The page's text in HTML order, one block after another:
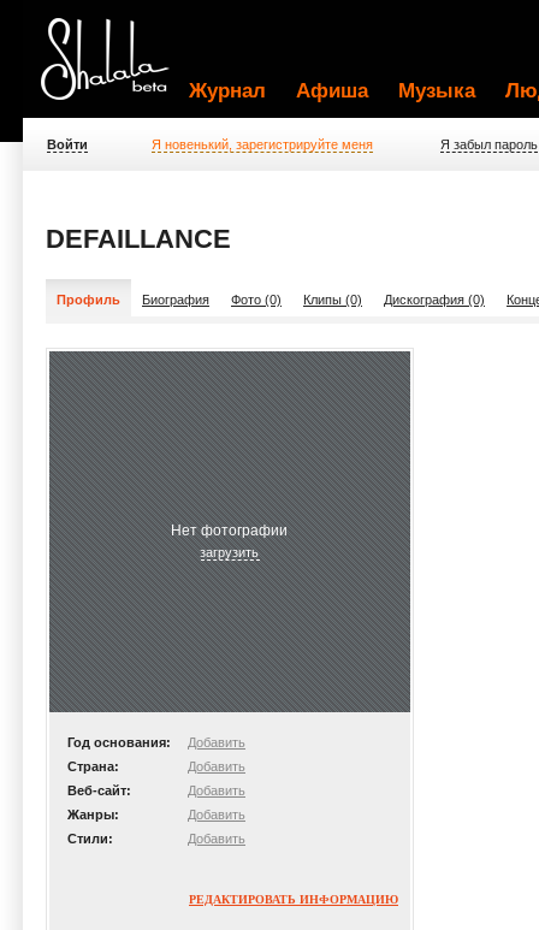
Журнал Афиша Музыка
Войти Я новенький, зарегистрируйте меня Я забыл пароль
DEFAILLANCE
Профиль Биография Фото (0) Клипы (0) Дискография (0)
Нет фотографии
загрузить
Год основания:
Добавить
Страна:
Добавить
Веб-сайт:
Добавить
Жанры:
Добавить
Стили:
Добавить
РЕДАКТИРОВАТЬ ИНФОРМАЦИЮ